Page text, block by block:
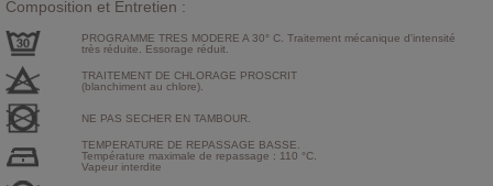
Composition et Entretien :
PROGRAMME TRES MODERE A 30° C. Traitement mécanique d'intensité
très réduite. Essorage réduit.
TRAITEMENT DE CHLORAGE PROSCRIT
(blanchiment au chlore).
NE PAS SECHER EN TAMBOUR.
TEMPERATURE DE REPASSAGE BASSE.
Température maximale de repassage : 110 °C.
Vapeur interdite